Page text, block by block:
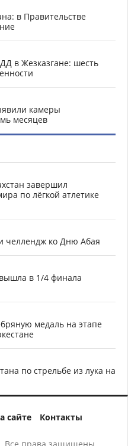
в Правительстве
в Жезказгане: шесть
камеры
месяцев
завершил
по лёгкой атлетике
челлендж ко Дню Абая
в 1/4 финала
медаль на этапе
по стрельбе из лука на
сайте Контакты
Все права защищены.